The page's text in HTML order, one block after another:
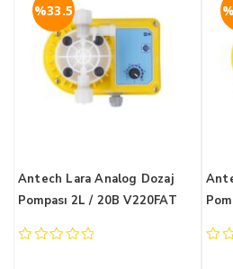
Antech Lara Analog Dozaj
Pompası 2L / 20B V220FAT
%33.5